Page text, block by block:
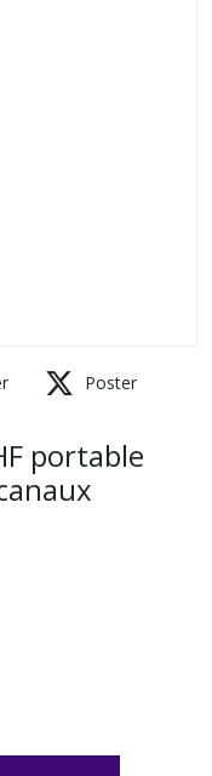
Poster
portable